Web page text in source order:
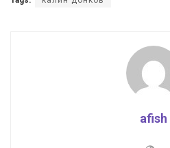
afish